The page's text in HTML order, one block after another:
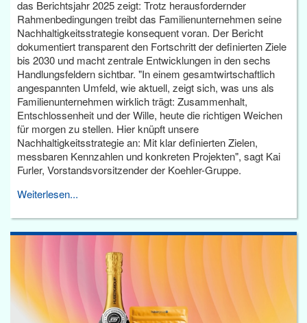
das Berichtsjahr 2025 zeigt: Trotz herausfordernder
Rahmenbedingungen treibt das Familienunternehmen seine
Nachhaltigkeitsstrategie konsequent voran. Der Bericht
dokumentiert transparent den Fortschritt der definierten Ziele
bis 2030 und macht zentrale Entwicklungen in den sechs
Handlungsfeldern sichtbar. "In einem gesamtwirtschaftlich
angespannten Umfeld, wie aktuell, zeigt sich, was uns als
Familienunternehmen wirklich trägt: Zusammenhalt,
Entschlossenheit und der Wille, heute die richtigen Weichen
für morgen zu stellen. Hier knüpft unsere
Nachhaltigkeitsstrategie an: Mit klar definierten Zielen,
messbaren Kennzahlen und konkreten Projekten", sagt Kai
Furler, Vorstandsvorsitzender der Koehler-Gruppe.
Weiterlesen...